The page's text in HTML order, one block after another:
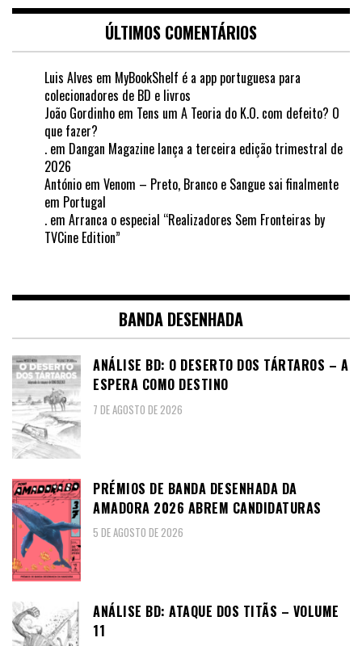
ÚLTIMOS COMENTÁRIOS
Luis Alves em MyBookShelf é a app portuguesa para
colecionadores de BD e livros
João Gordinho em Tens um A Teoria do K.O. com defeito? O
que fazer?
. em Dangan Magazine lança a terceira edição trimestral de
2026
António em Venom – Preto, Branco e Sangue sai finalmente
em Portugal
. em Arranca o especial “Realizadores Sem Fronteiras by
TVCine Edition”
BANDA DESENHADA
ANÁLISE BD: O DESERTO DOS TÁRTAROS – A
ESPERA COMO DESTINO
7 DE AGOSTO DE 2026
PRÉMIOS DE BANDA DESENHADA DA
AMADORA 2026 ABREM CANDIDATURAS
5 DE AGOSTO DE 2026
ANÁLISE BD: ATAQUE DOS TITÃS – VOLUME
11